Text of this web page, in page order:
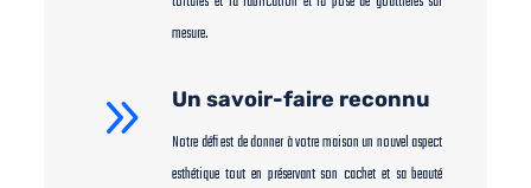
mesure.
9 Un savoir-faire reconnu
Notre défi est de donner à votre maison un nouvel aspect
esthétique tout en préservant son cachet et sa beauté